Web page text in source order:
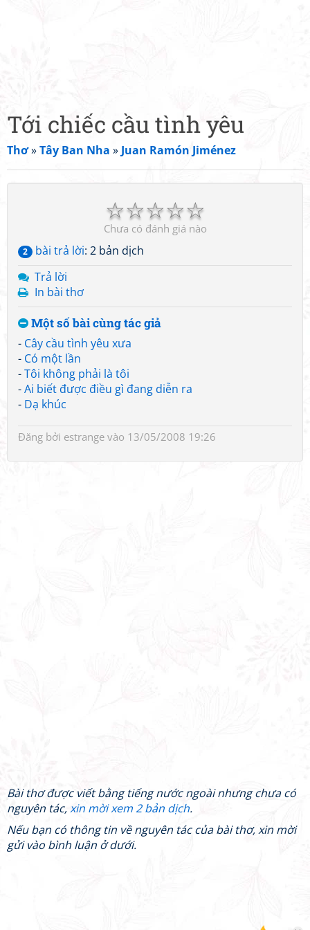
Tới chiếc cầu tình yêu
Thơ»Tây Ban Nha » Juan Ramón Jiménez
☆
☆
☆
☆
☆
Chưa có đánh giá nào
2 bài trả lời: 2 bản dịch
Trả lời
In bài thơ
Một số bài cùng tác giả
- Cây cầu tình yêu xưa
- Có một lần
-Tôi không phải là tôi
-Ai biết được điều gì đang diễn ra
- Dạ khúc
Đăng bởi estrange vào 13/05/2008 19:26
Bài thơ được viết bằng tiếng nước ngoài nhưng chưa có
nguyên tác,xin mời xem 2 bản dịch.
Nếu bạn có thông tin về nguyên tác của bài thơ, xin mời
gửi vào bình luận ở dưới.